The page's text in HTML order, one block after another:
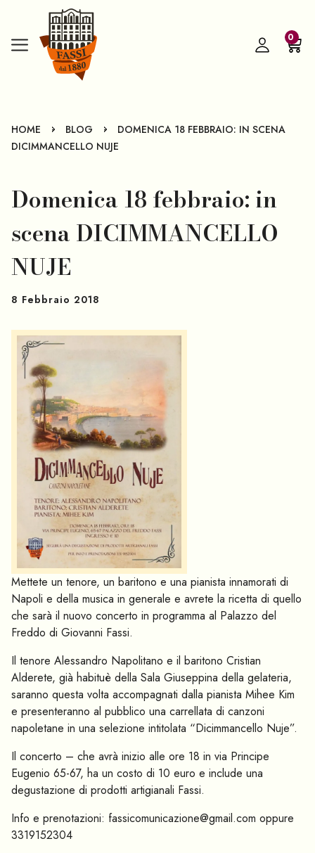
0
HOME - BLOG -
DOMENICA 18 FEBBRAIO: IN SCENA
DICIMMANCELLO NUJE
Domenica 18 febbraio: in
scena DICIMMANCELLO
NUJE
8 Febbraio 2018
Mettete un tenore, un baritono e una pianista innamorati di
Napoli e della musica in generale e avrete la ricetta di quello
che sarà il nuovo concerto in programma al Palazzo del
Freddo di Giovanni Fassi.
Il tenore Alessandro Napolitano e il baritono Cristian
Alderete, già habituè della Sala Giuseppina della gelateria,
saranno questa volta accompagnati dalla pianista Mihee Kim
e presenteranno al pubblico una carrellata di canzoni
napoletane in una selezione intitolata “Dicimmancello Nuje”.
Il concerto – che avrà inizio alle ore 18 in via Principe
Eugenio 65-67, ha un costo di 10 euro e include una
degustazione di prodotti artigianali Fassi.
Info e prenotazioni: fassicomunicazione@gmail.com oppure
3319152304